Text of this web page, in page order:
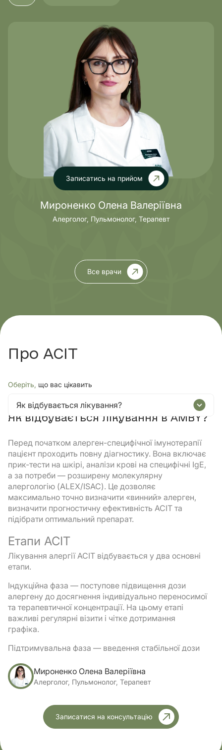
Записатись на прийом
Мироненко Олена Валеріївна
Алерголог, Пульмонолог, Терапевт
Все врачи
Про АСІТ
Оберіть, що вас цікавить
Як відбувається лікування?
Як відбувається лікування в AMBY?
Перед початком алерген-специфічної імунотерапії
пацієнт проходить повну діагностику. Вона включає
прик-тести на шкірі, аналізи крові на специфічні IgE,
а за потреби — розширену молекулярну
алергологію (ALEX/ISAC). Це дозволяє
максимально точно визначити «винний» алерген,
визначити прогностичну ефективність АСІТ та
підібрати оптимальний препарат.
Етапи АСІТ
Лікування алергії АСІТ відбувається у два основні
етапи.
Індукційна фаза — поступове підвищення дози
алергену до досягнення індивідуально переносимої
та терапевтичної концентрації. На цьому етапі
важливі регулярні візити і чітке дотримання
графіка.
Підтримувальна фаза — введення стабільної дози
SCIT (підшкірні ін’єкції) передбачені планові візити
в клініку з інтервалом приблизно 30 днів. При SLIT
(краплі або таблетки під язик) пацієнт приймає
препарат вдома щодня (або за іншою схемою, в
залежності від обраного препарату), але проходить
контрольні огляди в алерголога.
Мироненко Олена Валеріївна
Алерголог, Пульмонолог, Терапевт
Записатися на консультацію